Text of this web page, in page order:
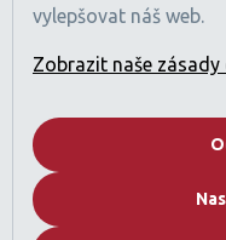
Licencovaná činnost:
s
vylepšovat náš web.
Zobrazit naše